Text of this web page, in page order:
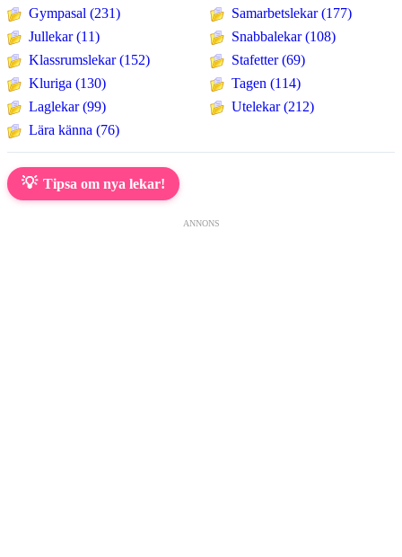
Gympasal (231)
Jullekar (11)
Klassrumslekar (152)
Kluriga (130)
Laglekar (99)
Lära känna (76)
Samarbetslekar (177)
Snabbalekar (108)
Stafetter (69)
Tagen (114)
Utelekar (212)
💡 Tipsa om nya lekar!
ANNONS